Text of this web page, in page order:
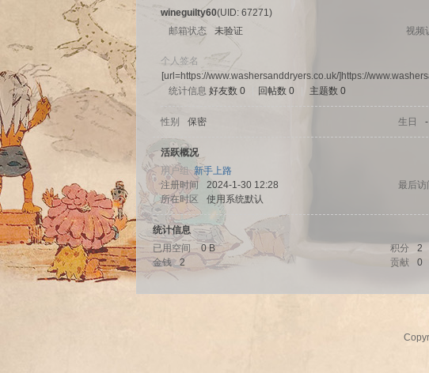
uz!
wineguilty60(UID: 67271)
邮箱状态
未验证 视频
个人签名
[url=https://www.washersanddryers.co.uk/]https://
统计信息 好友数 0 回帖数 0 主题数 0
性别 保密 生日 -
活跃概况
用户组 新手上路
注册时间
2024-1-30 12:28 最后访
所在时区
使用系统默认
统计信息
已用空间
0 B 积分 2
金钱
2 贡献 0